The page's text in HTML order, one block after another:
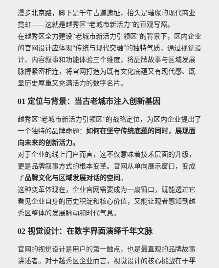
漫步北京路，脚下是千年古道遗址，抬头是璀璨的现代商业
霓虹——这就是越秀区“老城市新活力”的直观写照。
在越秀区全力建设“老城市新活力引领区”的背景下，区内企业
的官网设计应体现“传统与现代交融”的独特气质，通过视觉设
计、内容叙事和功能体验三个维度，将品牌故事与区域发展
脉搏紧密相连，将官网打造为既有文化底蕴又有现代感、既
显历史厚重又充满活力的数字名片。
01 定位与背景：当古老城市注入创新基因
越秀区“老城市新活力引领区”的战略定位，为区内企业提出了
一个独特的品牌命题： 如何在坚守传统底蕴的同时，展现面
向未来的创新活力。
对于企业的线上门户而言，这不仅意味着技术层面的升级，
更是品牌叙事方式的根本变革。官网从单向展示窗口，变成
了品牌文化与区域发展对话的空间 。
这种变革体现在，企业官网需要成为一扇窗口，既能透过它
看见企业自身的历史积淀和核心价值，又能让观者感知到越
秀区整体的发展脉动和时代气息。
02 视觉设计：在数字界面演绎千年文脉
官网的视觉设计是用户的第一触点，也是最直观的品牌故事
讲述者。对于越秀区企业而言，视觉设计的核心挑战在于平